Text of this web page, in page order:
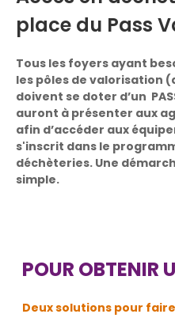
place du Pass
Tous les foyers ayant
les pôles de valorisation
doivent se doter d’un
auront à présenter aux
afin d’accéder aux
s'inscrit dans le
déchèteries. Une
simple.
POUR OBTENIR
Deux solutions pour